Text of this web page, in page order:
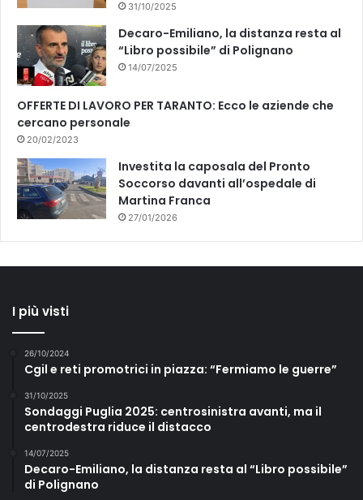
31/10/2025
Decaro-Emiliano, la distanza resta al
“Libro possibile” di Polignano
14/07/2025
OFFERTE DI LAVORO PER TARANTO: Ecco le aziende che
cercano personale
20/02/2023
Investita la caposala del Pronto
Soccorso davanti all’ospedale di
Martina Franca
27/01/2026
I più visti
26/10/2024
Cgil e reti promotrici in piazza: “Fermiamo le guerre”
31/10/2025
Sondaggi Puglia 2025: centrosinistra avanti, ma il
centrodestra riduce il distacco
14/07/2025
Decaro-Emiliano, la distanza resta al “Libro possibile”
di Polignano